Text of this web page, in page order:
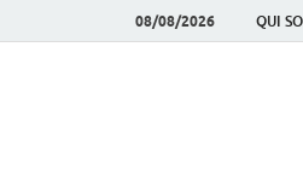
08/08/2026 QUI